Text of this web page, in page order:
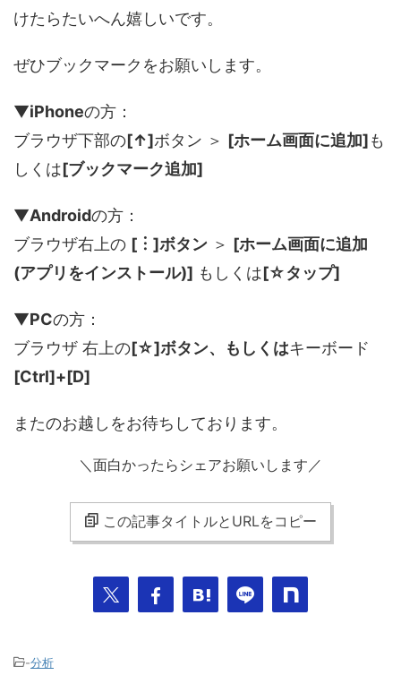
けたらたいへん嬉しいです。
ぜひブックマークをお願いします。
▼iPhoneの方：
ブラウザ下部の[↑]ボタン ＞ [ホーム画面に追加]も
しくは[ブックマーク追加]
▼Androidの方：
ブラウザ右上の [︙]ボタン ＞ [ホーム画面に追加
(アプリをインストール)] もしくは[☆タップ]
▼PCの方：
ブラウザ 右上の[☆]ボタン、もしくはキーボード
[Ctrl]+[D]
またのお越しをお待ちしております。
＼面白かったらシェアお願いします／
この記事タイトルとURLをコピー
-分析